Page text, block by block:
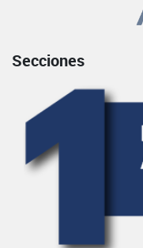
Secciones